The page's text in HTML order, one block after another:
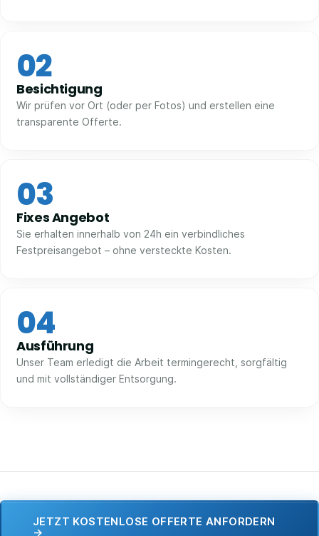
02
Besichtigung
Wir prüfen vor Ort (oder per Fotos) und erstellen eine
transparente Offerte.
03
Fixes Angebot
Sie erhalten innerhalb von 24h ein verbindliches
Festpreisangebot – ohne versteckte Kosten.
04
Ausführung
Unser Team erledigt die Arbeit termingerecht, sorgfältig
und mit vollständiger Entsorgung.
JETZT KOSTENLOSE OFFERTE ANFORDERN
→